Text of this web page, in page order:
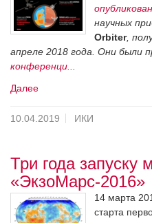
научных
Orbiter,
апреле 2018 года. Они были
конференци...
Далее
10.04.2019 ИКИ
Три года запуску
«ЭкзоМарс-2016»
14 марта
старта